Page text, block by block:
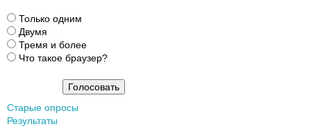
В
а
р
и
ы
Только одним
Двумя
Тремя и более
Что такое браузер?
Старые опросы
Результаты